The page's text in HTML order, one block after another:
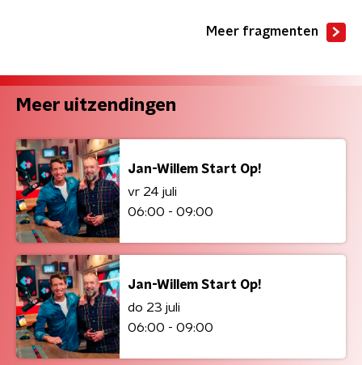
Meer fragmenten
Meer uitzendingen
Jan-Willem Start Op!
vr 24 juli
06:00 - 09:00
Jan-Willem Start Op!
do 23 juli
06:00 - 09:00